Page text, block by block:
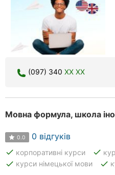
(097) 340 XX XX
Мовна формула, школа
0.0 0 відгуків
done корпоративні курси done
done курси німецької мови done